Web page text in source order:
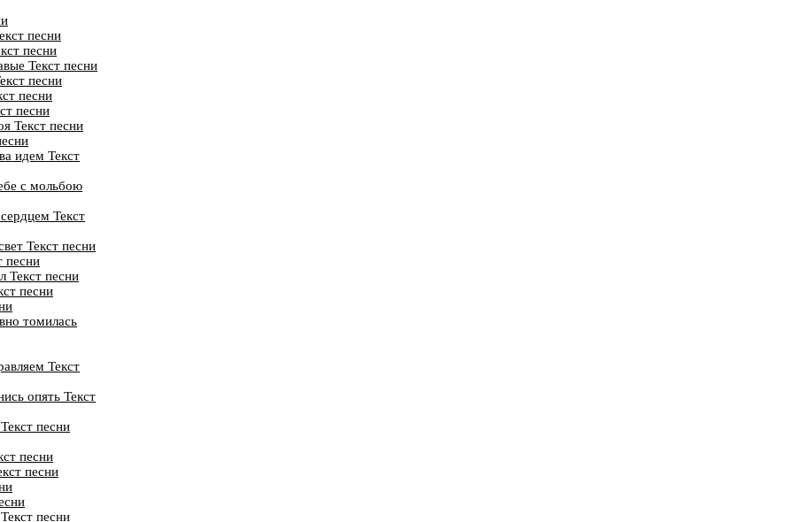
песни
песни
Текст песни
песни
песни
песни
Текст песни
идем Текст
с мольбою
Текст
Текст песни
песни
Текст песни
песни
томилась
Текст
опять Текст
песни
песни
песни
песни